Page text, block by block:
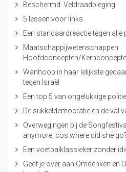
Beschermd: Veldraadpleging
5 lessen voor links
Een standaardreactie tegen
Maatschappijwetenschappen
Hoofdconcepten/
Wanhoop in haar lelijkste
tegen Israël
Een top 5 van ongelukkige
De sukkeldemocratie en de val
Overwegingen bij de
anymore, cos where did she
Een voetbalklassieker zonder
Geef je over aan Omdenken en